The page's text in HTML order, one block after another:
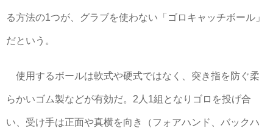
る方法の1つが、グラブを使わない「ゴロキャッチボール」
だという。
使用するボールは軟式や硬式ではなく、突き指を防ぐ柔
らかいゴム製などが有効だ。2人1組となりゴロを投げ合
い、受け手は正面や真横を向き（フォアハンド、バックハ